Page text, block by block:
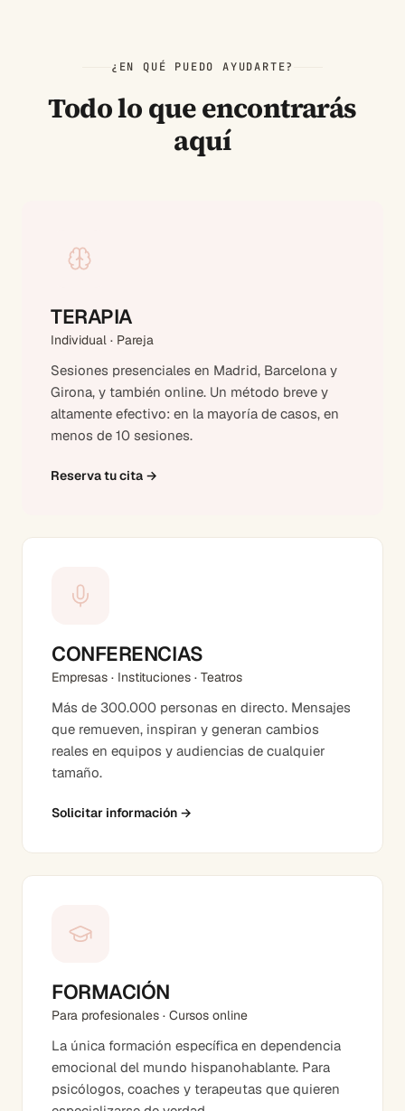
¿EN QUÉ PUEDO AYUDARTE?
Todo lo que encontrarás
aquí
TERAPIA
Individual · Pareja
Sesiones presenciales en Madrid, Barcelona y
Girona, y también online. Un método breve y
altamente efectivo: en la mayoría de casos, en
menos de 10 sesiones.
Reserva tu cita →
CONFERENCIAS
Empresas · Instituciones · Teatros
Más de 300.000 personas en directo. Mensajes
que remueven, inspiran y generan cambios
reales en equipos y audiencias de cualquier
tamaño.
Solicitar información →
FORMACIÓN
Para profesionales · Cursos online
La única formación específica en dependencia
emocional del mundo hispanohablante. Para
psicólogos, coaches y terapeutas que quieren